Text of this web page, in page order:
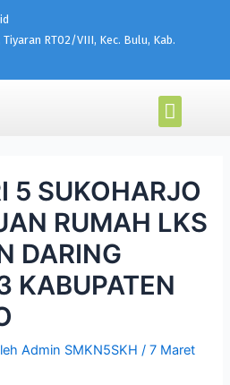
RT02/VIII, Kec. Bulu, Kab.
5 SUKOHARJO
RUMAH LKS
DARING
KABUPATEN
Admin SMKN5SKH /7 Maret